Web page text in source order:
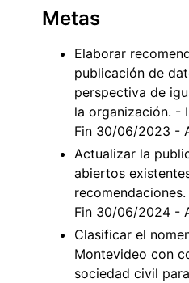
Metas
Elaborar
publicación de
perspectiva de
la organización. -
Fin 30/06/2023 -
Actualizar la
abiertos
Fin 30/06/2024 -
Clasificar el
Montevideo con
sociedad civil